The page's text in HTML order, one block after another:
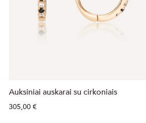
Auksiniai auskarai su cirkoniais
305,00 €